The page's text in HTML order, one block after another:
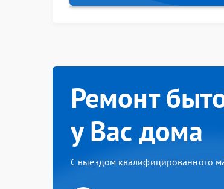
Ремонт
у Вас дома
С выездом квалифицированного